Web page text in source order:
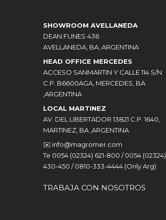
SHOWROOM AVELLANEDA
DEAN FUNES 436
AVELLANEDA, BA, ARGENTINA
HEAD OFFICE MERCEDES
ACCESO SANMARTIN Y CALLE 114 S/N
C.P. B6600AGA, MERCEDES, BA
,ARGENTINA
LOCAL MARTINEZ
AV. DEL LIBERTADOR 13821 C.P. 1640,
MARTINEZ, BA ,ARGENTINA
✉️ info@magromer.com
Te 0054 (02324) 621-800 / 0054 (02324)
430-450 / 0810-333-4444 (Only Arg)
TRABAJA CON NOSOTROS